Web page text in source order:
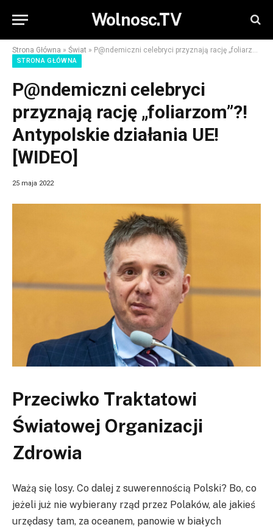
Wolnosc.TV
Strona Główna » Świat » P@ndemiczni celebryci przyznają rację „foliarzom”?! Antypolskie działania UE! [WIDEO]
STRONA GŁÓWNA
P@ndemiczni celebryci
przyznają rację „foliarzom”?!
Antypolskie działania UE!
[WIDEO]
25 maja 2022
Przeciwko Traktatowi
Światowej Organizacji
Zdrowia
Ważą się losy. Co dalej z suwerennością Polski? Bo, co
jeżeli już nie wybierany rząd przez Polaków, ale jakieś
urzędasy tam, za oceanem, panowie w białych